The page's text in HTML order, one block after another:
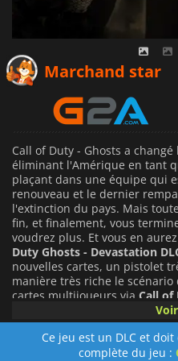
Marchand star
Call of Duty - Ghosts a
éliminant l'Amérique en tant
plaçant dans une équipe qui
renouveau et le dernier
l'extinction du pays. Mais
fin, et finalement, vous
voudrez plus. Et vous en
Duty Ghosts - Devastation
nouvelles cartes, un pistolet
manière très riche le
cartes multijoueurs via Call of
,
vous permet d'utiliser le
avantage. Oh, et si vous vous
Predator. La
Ce jeu est un DLC et
complète du jeu :